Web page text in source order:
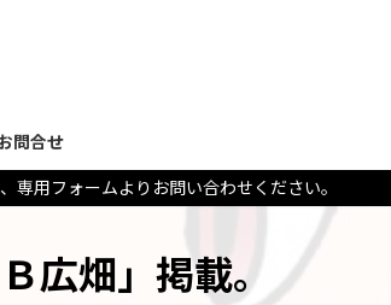
問合せ
用フォームよりお問い合わせください。
広畑」掲載。